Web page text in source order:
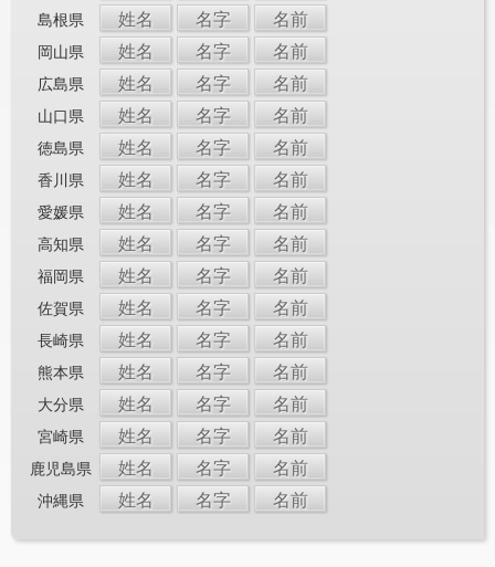
島根県 姓名 名字 名前
岡山県 姓名 名字 名前
広島県 姓名 名字 名前
山口県 姓名 名字 名前
徳島県 姓名 名字 名前
香川県 姓名 名字 名前
愛媛県 姓名 名字 名前
高知県 姓名 名字 名前
福岡県 姓名 名字 名前
佐賀県 姓名 名字 名前
長崎県 姓名 名字 名前
熊本県 姓名 名字 名前
大分県 姓名 名字 名前
宮崎県 姓名 名字 名前
鹿児島県 姓名 名字 名前
沖縄県 姓名 名字 名前